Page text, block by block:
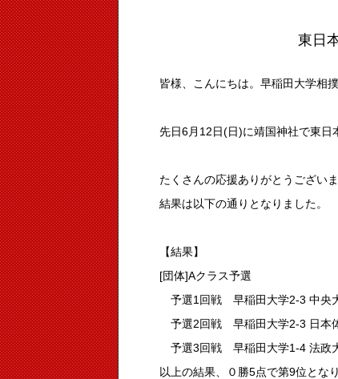
東日
皆様、こんにちは。早稲田大学相
先日6月12日(日)に靖国神社で東日
たくさんの応援ありがとうございま
結果は以下の通りとなりました。
【結果】
[団体]Aクラス予選
予選1回戦 早稲田大学2-3 中央
予選2回戦 早稲田大学2-3 日本
予選3回戦 早稲田大学1-4 法政
以上の結果、０勝5点で第9位とな